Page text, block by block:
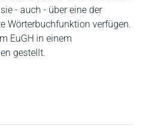
- auch - über eine der
Wörterbuchfunktion verfügen.
EuGH in einem
gestellt.